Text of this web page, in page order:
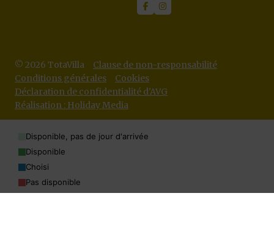
© 2026 TotaVilla
Clause de non-responsabilité
Conditions générales
Cookies
Déclaration de confidentialité d'AVG
Réalisation : Holiday Media
Disponible, pas de jour d'arrivée
Disponible
Choisi
Pas disponible